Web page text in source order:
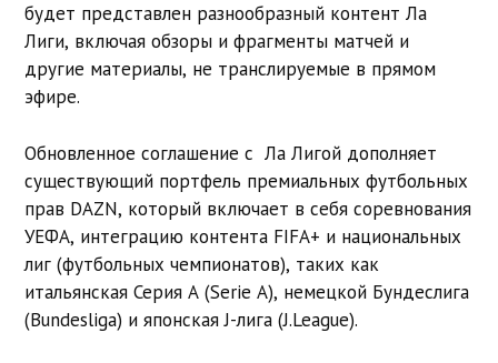
будет представлен разнообразный контент Ла
Лиги, включая обзоры и фрагменты матчей и
другие материалы, не транслируемые в прямом
эфире.
Обновленное соглашение сЛа Лигой дополняет
существующий портфель премиальных футбольных
прав DAZN, который включает в себя соревнования
УЕФА, интеграцию контента FIFA+ и национальных
лиг (футбольных чемпионатов), таких как
итальянская Серия А (Serie A), немецкой Бундеслига
(Bundesliga) и японская J-лига (J.League).